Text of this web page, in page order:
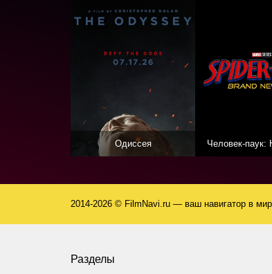
Одиссея Человек-паук:
2014-2026 © FilmNavi.ru — ваш навигатор в
Разделы